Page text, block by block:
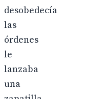
desobedecía
las
órdenes
le
lanzaba
una